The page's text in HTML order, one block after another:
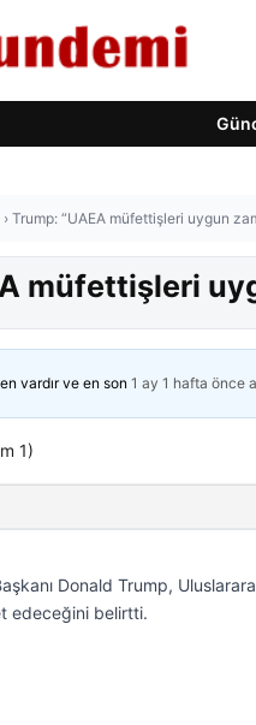
› Trump: “UAEA müfettişleri uygun
müfettişleri
vardır ve en son 1 ay 1 hafta önce
1)
Donald Trump,
edeceğini belirtti.